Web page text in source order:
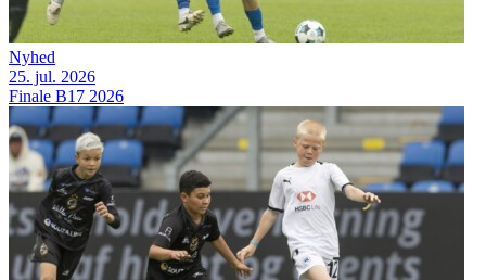
Nyhed
25. jul. 2026
Finale B17 2026